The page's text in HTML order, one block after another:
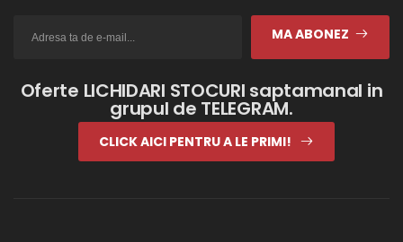
MA ABONEZ
Oferte LICHIDARI STOCURI saptamanal in
grupul de TELEGRAM.
CLICK AICI PENTRU A LE PRIMI!